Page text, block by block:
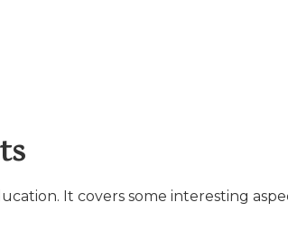
It covers some interesting